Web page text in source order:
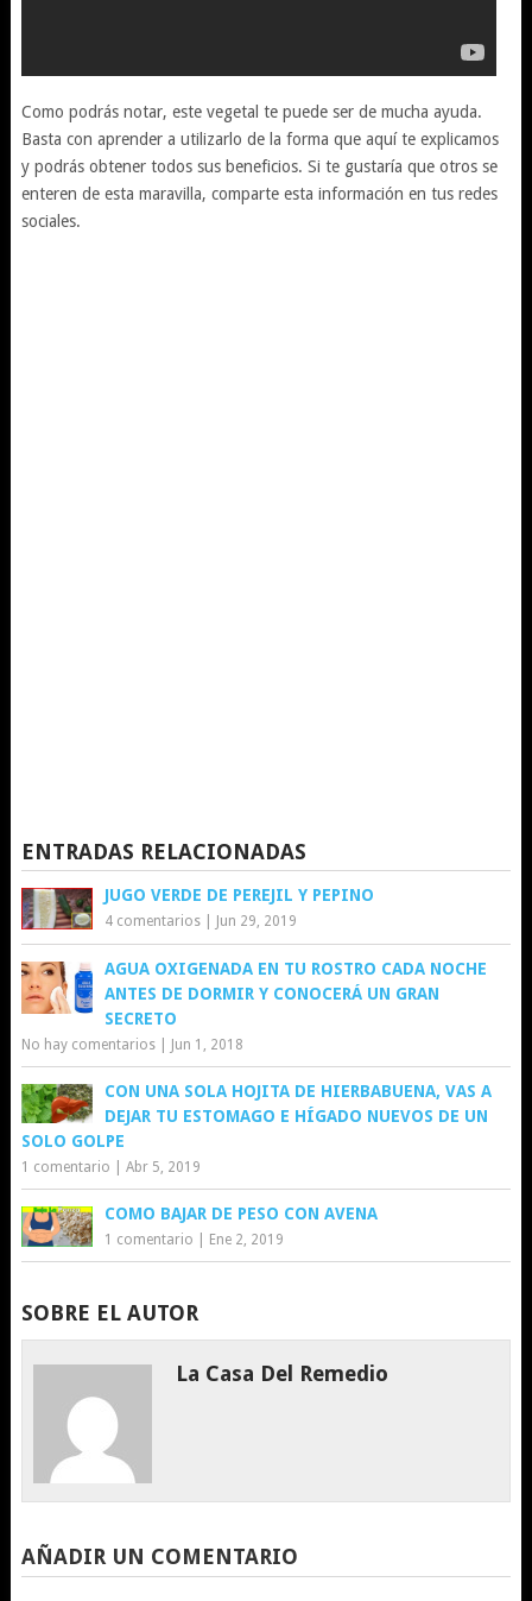
Como podrás notar, este vegetal te puede ser de mucha ayuda.
Basta con aprender a utilizarlo de la forma que aquí te explicamos
y podrás obtener todos sus beneficios. Si te gustaría que otros se
enteren de esta maravilla, comparte esta información en tus redes
sociales.
ENTRADAS RELACIONADAS
JUGO VERDE DE PEREJIL Y PEPINO
4 comentarios| Jun 29, 2019
AGUA OXIGENADA EN TU ROSTRO CADA NOCHE
ANTES DE DORMIR Y CONOCERÁ UN GRAN
SECRETO
No hay comentarios| Jun 1, 2018
CON UNA SOLA HOJITA DE HIERBABUENA, VAS A
DEJAR TU ESTOMAGO E HÍGADO NUEVOS DE UN
SOLO GOLPE
1 comentario Abr 5, 2019
COMO BAJAR DE PESO CON AVENA
1 comentario Ene 2, 2019
SOBRE EL AUTOR
La Casa Del Remedio
AÑADIR UN COMENTARIO